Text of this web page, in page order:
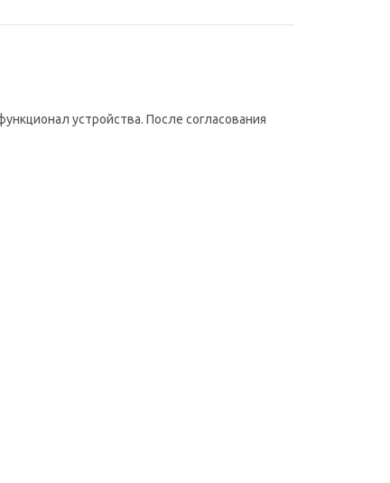
устройства. После согласования